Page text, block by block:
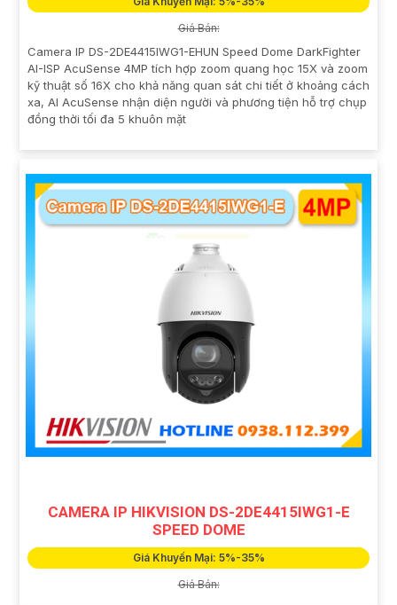
Giá Bán:
Camera IP DS-2DE4415IWG1-EHUN Speed Dome DarkFighter
AI-ISP AcuSense 4MP tích hợp zoom quang học 15X và zoom
kỹ thuật số 16X cho khả năng quan sát chi tiết ở khoảng cách
xa, AI AcuSense nhận diện người và phương tiện hỗ trợ chụp
đồng thời tối đa 5 khuôn mặt
CAMERA IP HIKVISION DS-2DE4415IWG1-E
SPEED DOME
Giá Khuyến Mại: 5%-35%
Giá Bán: